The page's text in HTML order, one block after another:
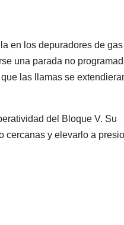
en los depuradores de gas
una parada no
las llamas se
del Bloque V. Su
cercanas y elevarlo a